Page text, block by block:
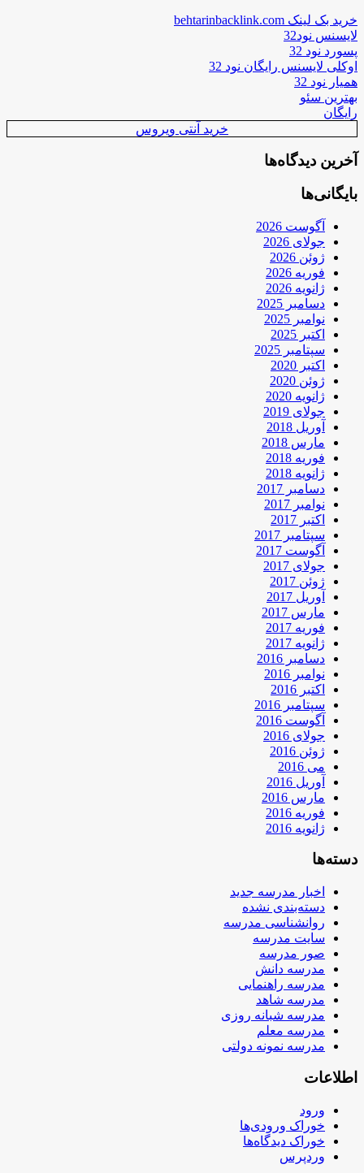
خرید بک لینک behtarinbacklink.com
لایسنس نود32
پسورد نود 32
اوکلی لایسنس رایگان نود 32
همیار نود 32
بهترین سئو
رایگان
خرید آنتی ویروس
آخرین دیدگاه‌ها
بایگانی‌ها
آگوست 2026
جولای 2026
ژوئن 2026
فوریه 2026
ژانویه 2026
دسامبر 2025
نوامبر 2025
اکتبر 2025
سپتامبر 2025
اکتبر 2020
ژوئن 2020
ژانویه 2020
جولای 2019
آوریل 2018
مارس 2018
فوریه 2018
ژانویه 2018
دسامبر 2017
نوامبر 2017
اکتبر 2017
سپتامبر 2017
آگوست 2017
جولای 2017
ژوئن 2017
آوریل 2017
مارس 2017
فوریه 2017
ژانویه 2017
دسامبر 2016
نوامبر 2016
اکتبر 2016
سپتامبر 2016
آگوست 2016
جولای 2016
ژوئن 2016
می 2016
آوریل 2016
مارس 2016
فوریه 2016
ژانویه 2016
دسته‌ها
اخبار مدرسه جدید
دسته‌بندی نشده
روانشناسی مدرسه
سایت مدرسه
صور مدرسه
مدرسه دانش
مدرسه راهنمایی
مدرسه شاهد
مدرسه شبانه روزی
مدرسه معلم
مدرسه نمونه دولتی
اطلاعات
ورود
خوراک ورودی‌ها
خوراک دیدگاه‌ها
وردپرس